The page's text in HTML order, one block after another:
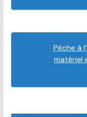
Pêche à
matériel